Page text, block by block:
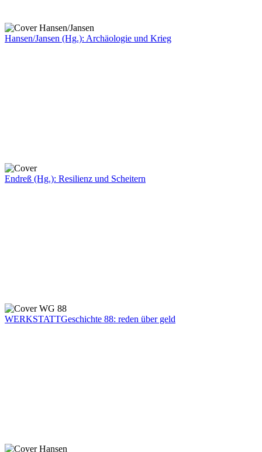
Hansen/Jansen (Hg.): Archäologie und Krieg
Endreß (Hg.): Resilienz und Scheitern
WERKSTATTGeschichte 88: reden über geld